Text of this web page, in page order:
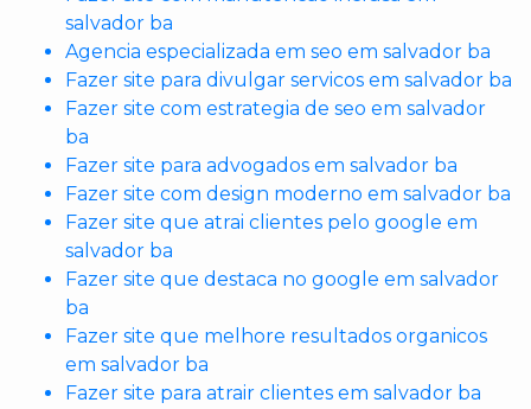
salvador ba
Agencia especializada em seo em salvador ba
Fazer site para divulgar servicos em salvador ba
Fazer site com estrategia de seo em salvador
ba
Fazer site para advogados em salvador ba
Fazer site com design moderno em salvador ba
Fazer site que atrai clientes pelo google em
salvador ba
Fazer site que destaca no google em salvador
ba
Fazer site que melhore resultados organicos
em salvador ba
Fazer site para atrair clientes em salvador ba